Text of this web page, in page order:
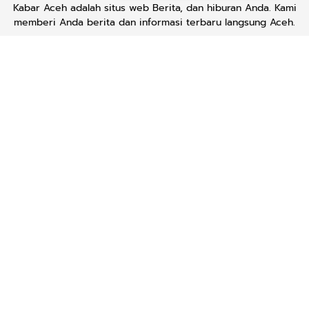
Kabar Aceh adalah situs web Berita, dan hiburan Anda. Kami
memberi Anda berita dan informasi terbaru langsung Aceh.